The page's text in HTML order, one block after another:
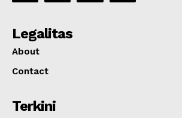
Legalitas
About
Contact
Terkini